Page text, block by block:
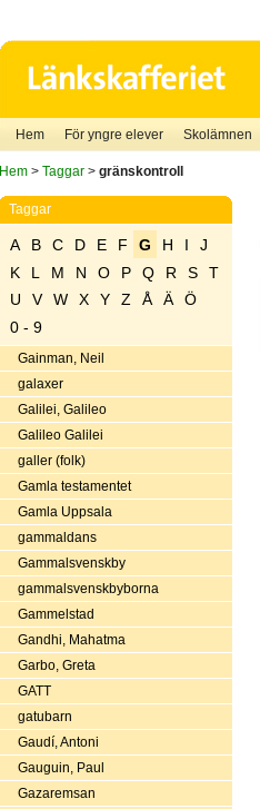
Hem För yngre elever Skolämnen
Hem> Taggar> gränskontroll
Taggar
A B C D E F G H I
J
K
L M N O P Q R S
T
U
V W X Y Z Å Ä
Ö
0 - 9
Gainman, Neil
galaxer
Galilei, Galileo
Galileo Galilei
galler (folk)
Gamla testamentet
Gamla Uppsala
gammaldans
Gammalsvenskby
gammalsvenskbyborna
Gammelstad
Gandhi, Mahatma
Garbo, Greta
GATT
gatubarn
Gaudí, Antoni
Gauguin, Paul
Gazaremsan